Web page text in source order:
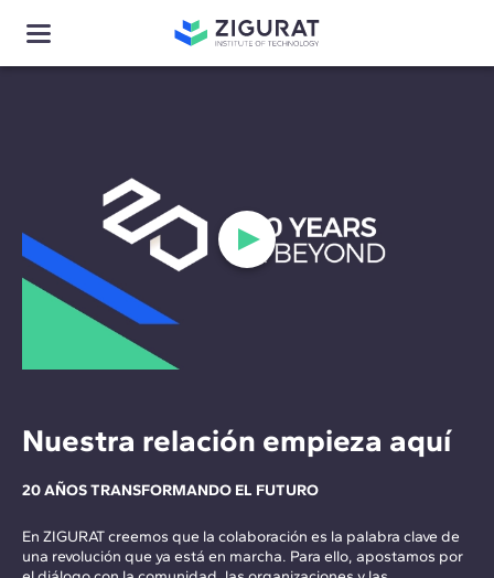
Nuestra relación empieza aquí
20 AÑOS TRANSFORMANDO EL FUTURO
En ZIGURAT creemos que la colaboración es la palabra clave de
una revolución que ya está en marcha. Para ello, apostamos por